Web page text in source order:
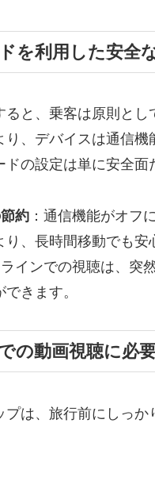
を利用した安全
ると、乗客は原則と
り、デバイスは通信
ドの設定は単に安全面
約 ：通信機能がオフ
り、長時間移動でも安
ラインでの視聴は、突
きます。
の動画視聴に必
プは、旅行前にしっ